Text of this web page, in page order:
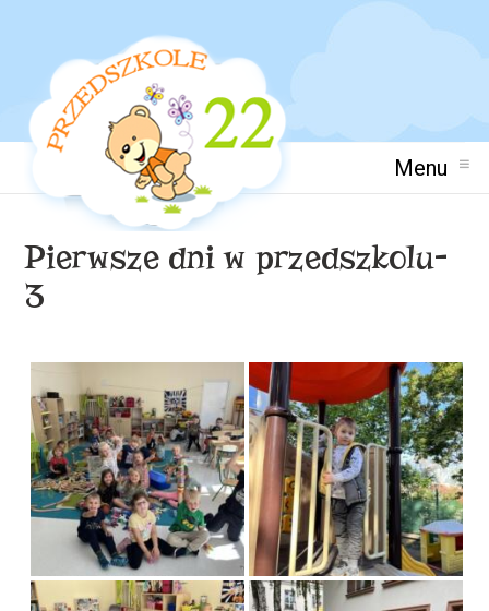
Menu
Pierwsze dni w przedszkolu-
3